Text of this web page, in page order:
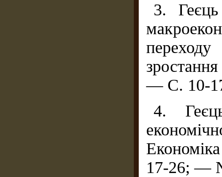
3.
— С. 10-
4.
17-26; —